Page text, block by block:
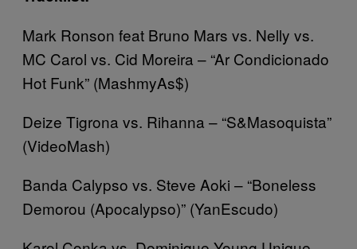
Mark Ronson feat Bruno Mars vs. Nelly vs.
MC Carol vs. Cid Moreira – “Ar Condicionado
Hot Funk” (MashmyAs$)
Deize Tigrona vs. Rihanna – “S&Masoquista”
(VideoMash)
Banda Calypso vs. Steve Aoki – “Boneless
Demorou (Apocalypso)” (YanEscudo)